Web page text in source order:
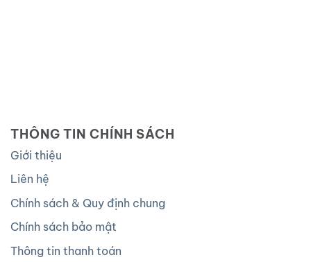
THÔNG TIN CHÍNH SÁCH
Giới thiệu
Liên hệ
Chính sách & Quy định chung
Chính sách bảo mật
Thông tin thanh toán